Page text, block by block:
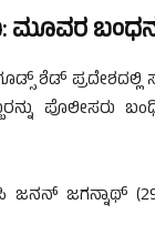
ಮೂವರ
ಶೆಡ್
ಪೊಲೀಸರು
ಜಗನ್ನಾಥ್